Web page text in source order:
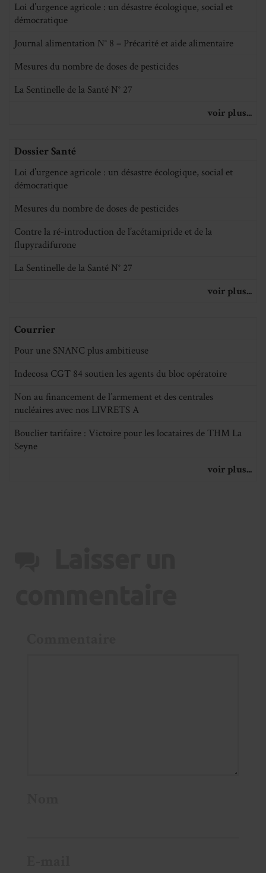
Loi d’urgence agricole : un désastre écologique, social et
démocratique
Journal alimentation N° 8 – Précarité et aide alimentaire
Mesures du nombre de doses de pesticides
La Sentinelle de la Santé N° 27
voir plus...
Dossier Santé
Loi d’urgence agricole : un désastre écologique, social et
démocratique
Mesures du nombre de doses de pesticides
Contre la ré-introduction de l’acétamipride et de la
flupyradifurone
La Sentinelle de la Santé N° 27
voir plus...
Courrier
Pour une SNANC plus ambitieuse
Indecosa CGT 84 soutien les agents du bloc opératoire
Non au financement de l’armement et des centrales
nucléaires avec nos LIVRETS A
Bouclier tarifaire : Victoire pour les locataires de THM La
Seyne
voir plus...